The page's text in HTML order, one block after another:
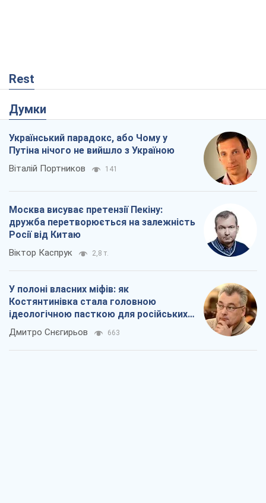
Rest
Думки
Український парадокс, або Чому у
Путіна нічого не вийшло з Україною
Віталій Портников 141
Москва висуває претензії Пекіну:
дружба перетворюється на залежність
Росії від Китаю
Віктор Каспрук 2,8 т.
У полоні власних міфів: як
Костянтинівка стала головною
ідеологічною пасткою для російських
окупантів
Дмитро Снєгирьов 663